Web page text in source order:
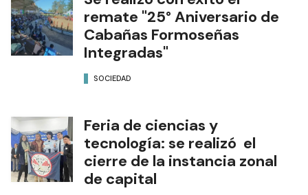
remate "25° Aniversario de
Cabañas Formoseñas
Integradas"
SOCIEDAD
Feria de ciencias y
tecnología: se realizó el
cierre de la instancia zonal
de capital